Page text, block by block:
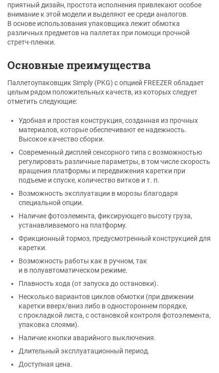
приятный дизайн, простота исполнения привлекают особое
внимание к этой модели и выделяют ее среди аналогов.
В основе использования упаковщика лежит обмотка
различных предметов на паллетах при помощи прочной
стретч-пленки.
Основные преимущества
Паллетоупаковщик Simply (PKG) с опцией FREEZER обладает
целым рядом положительных качеств, из которых следует
отметить следующие:
Удобная и простая конструкция, созданная из прочных
материалов, которые обеспечивают ее надежность.
Высокое качество сборки.
Современный дисплей сенсорного типа с возможностью
регулировать различные параметры, в том числе скорость
вращения платформы и передвижения каретки при
подъеме и спуске, количество витков и т. п.
Возможность эксплуатации в морозы благодаря
специальной опции.
Наличие фотоэлемента, фиксирующего высоту груза,
устанавливаемого на платформу.
Фрикционный тормоз, предусмотренный конструкцией для
каретки.
Возможность работы как в ручном, так
и в полуавтоматическом режиме.
Плавность хода (от запуска до остановки).
Несколько вариантов циклов обмотки (при движении
каретки вверх/вниз либо в одностороннем порядке,
с прокладкой листа, с остановкой контроля фотоэлемента,
упаковка слоями).
Наличие кнопки аварийного выключения.
Длительный эксплуатационный период.
Доступная цена.